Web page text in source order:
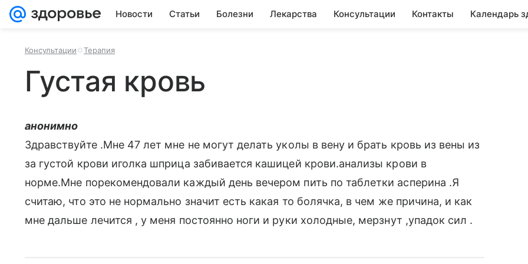
Новости Статьи Болезни Лекарства Консультации Контакты Календарь
Консультации Терапия
Густая кровь
анонимно
Здравствуйте .Мне 47 лет мне не могут делать уколы в вену и брать кровь из вены из
за густой крови иголка шприца забивается кашицей крови.анализы крови в
норме.Мне порекомендовали каждый день вечером пить по таблетки асперина .Я
считаю, что это не нормально значит есть какая то болячка, в чем же причина, и как
мне дальше лечится , у меня постоянно ноги и руки холодные, мерзнут ,упадок сил .